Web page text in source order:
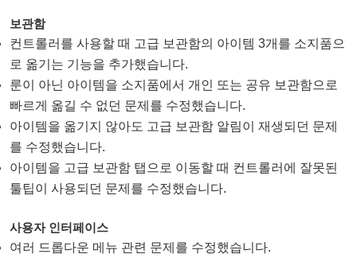
보관함
컨트롤러를 사용할 때 고급 보관함의 아이템 3개를 소지품으
로 옮기는 기능을 추가했습니다.
룬이 아닌 아이템을 소지품에서 개인 또는 공유 보관함으로
빠르게 옮길 수 없던 문제를 수정했습니다.
아이템을 옮기지 않아도 고급 보관함 알림이 재생되던 문제
를 수정했습니다.
아이템을 고급 보관함 탭으로 이동할 때 컨트롤러에 잘못된
툴팁이 사용되던 문제를 수정했습니다.
사용자 인터페이스
여러 드롭다운 메뉴 관련 문제를 수정했습니다.